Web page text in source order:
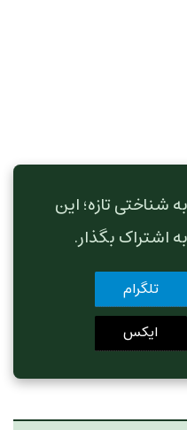
تازه؛ این
اشتراک بگذار.
تلگرام
ایکس